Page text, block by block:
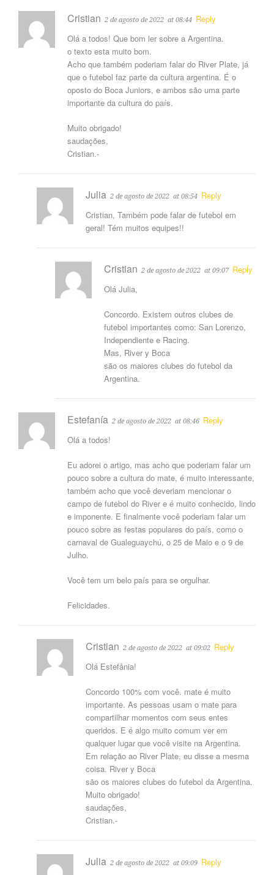
Cristian 2 de agosto de 2022 at 08:44 Reply
Olá a todos! Que bom ler sobre a Argentina.
o texto esta muito bom.
Acho que também poderiam falar do River Plate, já
que o futebol faz parte da cultura argentina. É o
oposto do Boca Juniors, e ambos são uma parte
importante da cultura do país.
Muito obrigado!
saudações,
Cristian.-
Julia 2 de agosto de 2022 at 08:54 Reply
Cristian, Também pode falar de futebol em
geral! Tém muitos equipes!!
Cristian 2 de agosto de 2022 at 09:07 Reply
Olá Julia,
Concordo. Existem outros clubes de
futebol importantes como: San Lorenzo,
Independiente e Racing.
Mas, River y Boca
são os maiores clubes do futebol da
Argentina.
Estefanía 2 de agosto de 2022 at 08:46 Reply
Olá a todos!
Eu adorei o artigo, mas acho que poderiam falar um
pouco sobre a cultura do mate, é muito interessante,
também acho que você deveriam mencionar o
campo de futebol do River e é muito conhecido, lindo
e imponente. E finalmente você poderiam falar um
pouco sobre as festas populares do país, como o
carnaval de Gualeguaychú, o 25 de Maio e o 9 de
Julho.
Você tem um belo país para se orgulhar.
Felicidades.
Cristian 2 de agosto de 2022 at 09:02 Reply
Olá Estefânia!
Concordo 100% com você. mate é muito
importante. As pessoas usam o mate para
compartilhar momentos com seus entes
queridos. E é algo muito comum ver em
qualquer lugar que você visite na Argentina.
Em relação ao River Plate, eu disse a mesma
coisa. River y Boca
são os maiores clubes do futebol da Argentina.
Muito obrigado!
saudações,
Cristian.-
Julia 2 de agosto de 2022 at 09:09 Reply